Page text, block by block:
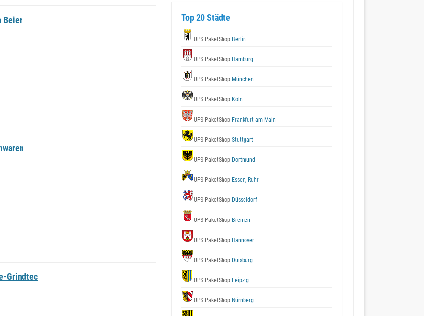
Beier
Grindtec
Top 20 Städte
UPS PaketShop Berlin
UPS PaketShop Hamburg
UPS PaketShop München
UPS PaketShop Köln
UPS PaketShop Frankfurt am Main
UPS PaketShop Stuttgart
UPS PaketShop Dortmund
UPS PaketShop Essen, Ruhr
UPS PaketShop Düsseldorf
UPS PaketShop Bremen
UPS PaketShop Hannover
UPS PaketShop Duisburg
UPS PaketShop Leipzig
UPS PaketShop Nürnberg